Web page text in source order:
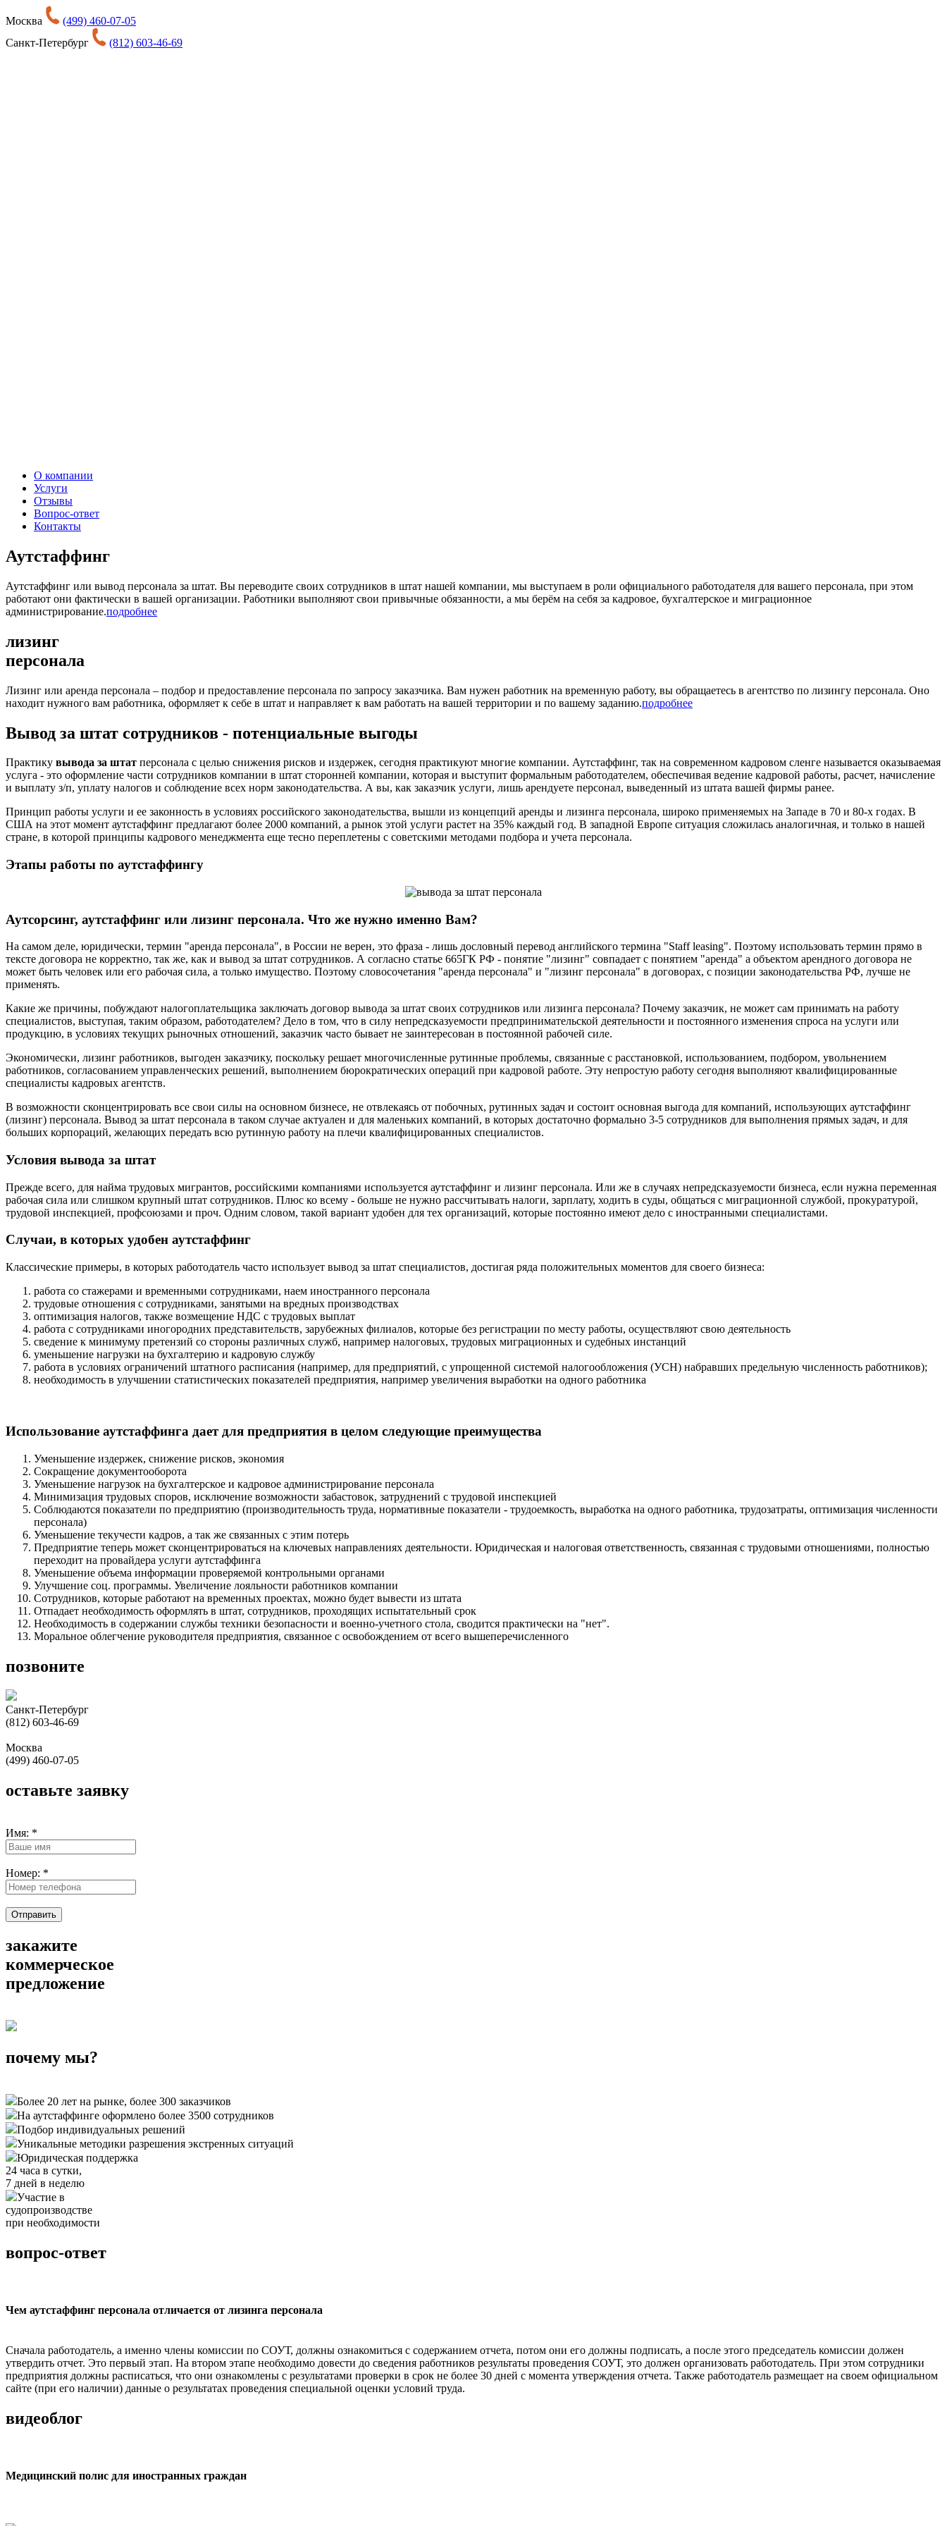
Москва
(499) 460-07-05
Санкт-Петербург
(812) 603-46-69
О компании
Услуги
Отзывы
Вопрос-ответ
Контакты
Аутстаффинг
Аутстаффинг или вывод персонала за штат. Вы переводите своих сотрудников в штат нашей компании, мы выступаем в роли официального работодателя для вашего персонала, при этом
работают они фактически в вашей организации. Работники выполняют свои привычные обязанности, а мы берём на себя за кадровое, бухгалтерское и миграционное
администрирование.подробнее
лизинг
персонала
Лизинг или аренда персонала – подбор и предоставление персонала по запросу заказчика. Вам нужен работник на временную работу, вы обращаетесь в агентство по лизингу персонала. Оно
находит нужного вам работника, оформляет к себе в штат и направляет к вам работать на вашей территории и по вашему заданию.подробнее
Вывод за штат сотрудников - потенциальные выгоды
Практику вывода за штат персонала с целью снижения рисков и издержек, сегодня практикуют многие компании. Аутстаффинг, так на современном кадровом сленге называется оказываемая
услуга - это оформление части сотрудников компании в штат сторонней компании, которая и выступит формальным работодателем, обеспечивая ведение кадровой работы, расчет, начисление
и выплату з/п, уплату налогов и соблюдение всех норм законодательства. А вы, как заказчик услуги, лишь арендуете персонал, выведенный из штата вашей фирмы ранее.
Принцип работы услуги и ее законность в условиях российского законодательства, вышли из концепций аренды и лизинга персонала, широко применяемых на Западе в 70 и 80-х годах. В
США на этот момент аутстаффинг предлагают более 2000 компаний, а рынок этой услуги растет на 35% каждый год. В западной Европе ситуация сложилась аналогичная, и только в нашей
стране, в которой принципы кадрового менеджмента еще тесно переплетены с советскими методами подбора и учета персонала.
Этапы работы по аутстаффингу
Аутсорсинг, аутстаффинг или лизинг персонала. Что же нужно именно Вам?
На самом деле, юридически, термин "аренда персонала", в России не верен, это фраза - лишь дословный перевод английского термина "Staff leasing". Поэтому использовать термин прямо в
тексте договора не корректно, так же, как и вывод за штат сотрудников. А согласно статье 665ГК РФ - понятие "лизинг" совпадает с понятием "аренда" а объектом арендного договора не
может быть человек или его рабочая сила, а только имущество. Поэтому словосочетания "аренда персонала" и "лизинг персонала" в договорах, с позиции законодательства РФ, лучше не
применять.
Какие же причины, побуждают налогоплательщика заключать договор вывода за штат своих сотрудников или лизинга персонала? Почему заказчик, не может сам принимать на работу
специалистов, выступая, таким образом, работодателем? Дело в том, что в силу непредсказуемости предпринимательской деятельности и постоянного изменения спроса на услуги или
продукцию, в условиях текущих рыночных отношений, заказчик часто бывает не заинтересован в постоянной рабочей силе.
Экономически, лизинг работников, выгоден заказчику, поскольку решает многочисленные рутинные проблемы, связанные с расстановкой, использованием, подбором, увольнением
работников, согласованием управленческих решений, выполнением бюрократических операций при кадровой работе. Эту непростую работу сегодня выполняют квалифицированные
специалисты кадровых агентств.
В возможности сконцентрировать все свои силы на основном бизнесе, не отвлекаясь от побочных, рутинных задач и состоит основная выгода для компаний, использующих аутстаффинг
(лизинг) персонала. Вывод за штат персонала в таком случае актуален и для маленьких компаний, в которых достаточно формально 3-5 сотрудников для выполнения прямых задач, и для
больших корпораций, желающих передать всю рутинную работу на плечи квалифицированных специалистов.
Условия вывода за штат
Прежде всего, для найма трудовых мигрантов, российскими компаниями используется аутстаффинг и лизинг персонала. Или же в случаях непредсказуемости бизнеса, если нужна переменная
рабочая сила или слишком крупный штат сотрудников. Плюс ко всему - больше не нужно рассчитывать налоги, зарплату, ходить в суды, общаться с миграционной службой, прокуратурой,
трудовой инспекцией, профсоюзами и проч. Одним словом, такой вариант удобен для тех организаций, которые постоянно имеют дело с иностранными специалистами.
Случаи, в которых удобен аутстаффинг
Классические примеры, в которых работодатель часто использует вывод за штат специалистов, достигая ряда положительных моментов для своего бизнеса:
работа со стажерами и временными сотрудниками, наем иностранного персонала
трудовые отношения с сотрудниками, занятыми на вредных производствах
оптимизация налогов, также возмещение НДС с трудовых выплат
работа с сотрудниками иногородних представительств, зарубежных филиалов, которые без регистрации по месту работы, осуществляют свою деятельность
сведение к минимуму претензий со стороны различных служб, например налоговых, трудовых миграционных и судебных инстанций
уменьшение нагрузки на бухгалтерию и кадровую службу
работа в условиях ограничений штатного расписания (например, для предприятий, с упрощенной системой налогообложения (УСН) набравших предельную численность работников);
необходимость в улучшении статистических показателей предприятия, например увеличения выработки на одного работника
Использование аутстаффинга дает для предприятия в целом следующие преимущества
Уменьшение издержек, снижение рисков, экономия
Сокращение документооборота
Уменьшение нагрузок на бухгалтерское и кадровое администрирование персонала
Минимизация трудовых споров, исключение возможности забастовок, затруднений с трудовой инспекцией
Соблюдаются показатели по предприятию (производительность труда, нормативные показатели - трудоемкость, выработка на одного работника, трудозатраты, оптимизация численности
персонала)
Уменьшение текучести кадров, а так же связанных с этим потерь
Предприятие теперь может сконцентрироваться на ключевых направлениях деятельности. Юридическая и налоговая ответственность, связанная с трудовыми отношениями, полностью
переходит на провайдера услуги аутстаффинга
Уменьшение объема информации проверяемой контрольными органами
Улучшение соц. программы. Увеличение лояльности работников компании
Сотрудников, которые работают на временных проектах, можно будет вывести из штата
Отпадает необходимость оформлять в штат, сотрудников, проходящих испытательный срок
Необходимость в содержании службы техники безопасности и военно-учетного стола, сводится практически на "нет".
Моральное облегчение руководителя предприятия, связанное с освобождением от всего вышеперечисленного
позвоните
Санкт-Петербург
(812) 603-46-69
Москва
(499) 460-07-05
оставьте заявку
Имя: *
Номер: *
Отправить
закажите
коммерческое
предложение
почему мы?
Более 20 лет на рынке, более 300 заказчиков
На аутстаффинге оформлено более 3500 сотрудников
Подбор индивидуальных решений
Уникальные методики разрешения экстренных ситуаций
Юридическая поддержка
24 часа в сутки,
7 дней в неделю
Участие в
судопроизводстве
при необходимости
вопрос-ответ
Чем аутстаффинг персонала отличается от лизинга персонала
Сначала работодатель, а именно члены комиссии по СОУТ, должны ознакомиться с содержанием отчета, потом они его должны подписать, а после этого председатель комиссии должен
утвердить отчет. Это первый этап. На втором этапе необходимо довести до сведения работников результаты проведения СОУТ, это должен организовать работодатель. При этом сотрудники
предприятия должны расписаться, что они ознакомлены с результатами проверки в срок не более 30 дней с момента утверждения отчета. Также работодатель размещает на своем официальном
сайте (при его наличии) данные о результатах проведения специальной оценки условий труда.
видеоблог
Медицинский полис для иностранных граждан